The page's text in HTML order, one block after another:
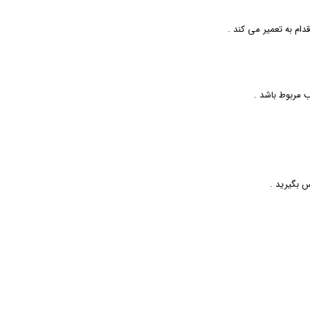
به تعمیر می‌ کند .
مربوط باشد .
بگیرید .